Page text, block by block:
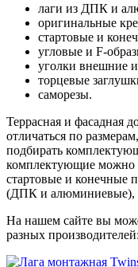
лаги из ДПК и
оригинальные
стартовые и
угловые и F-
уголки внешние
торцевые
саморезы.
Террасная и фасадная
отличаться по
подбирать
комплектующие можно
стартовые и конечные
(ДПК и алюминиевые),
На нашем сайте вы
разных производителей: